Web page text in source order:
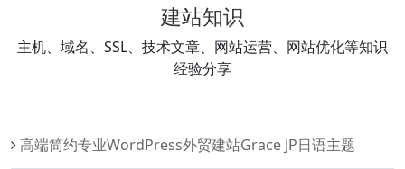
建站知识
主机、域名、SSL、技术文章、网站运营、网站优化等知识
经验分享
高端简约专业WordPress外贸建站Grace JP日语主题